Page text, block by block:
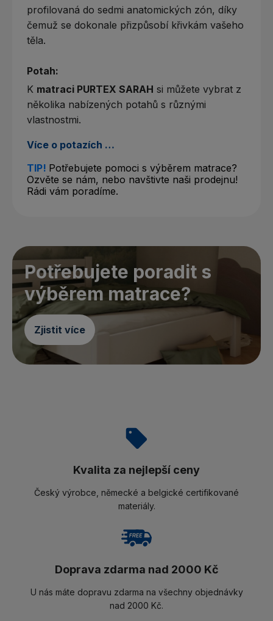
profilovaná do sedmi anatomických zón, díky
čemuž se dokonale přizpůsobí křivkám vašeho
těla.
Potah:
K matraci PURTEX SARAH si můžete vybrat z
několika nabízených potahů s různými
vlastnostmi.
Více o potazích …
TIP! Potřebujete pomoci s výběrem matrace?
Ozvěte se nám, nebo navštivte naši prodejnu!
Rádi vám poradíme.
Potřebujete poradit s
výběrem matrace?
Zjistit více
Kvalita za nejlepší ceny
Český výrobce, německé a belgické certifikované
materiály.
Doprava zdarma nad 2000 Kč
U nás máte dopravu zdarma na všechny objednávky
nad 2000 Kč.